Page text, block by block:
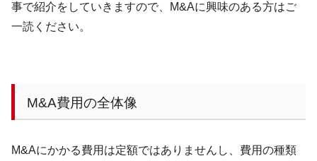
事で紹介をしていきますので、
M&Aに興味のある方はご
一読ください。
M&A費用の全体像
M&Aにかかる費用は定額ではありませんし、費用の種類